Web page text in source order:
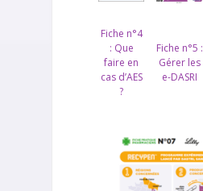
Fiche n°4
: Que
faire en
cas d’AES
?
Fiche n°5 :
Gérer les
e-DASRI